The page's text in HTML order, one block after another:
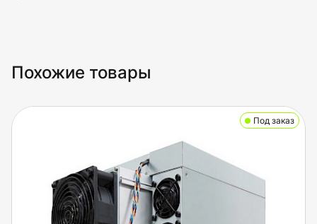
Похожие товары
Под заказ